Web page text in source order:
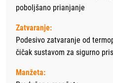
poboljšano prianjanje
Zatvaranje:
Podesivo zatvaranje od
čičak sustavom za sigurno
Manžeta: